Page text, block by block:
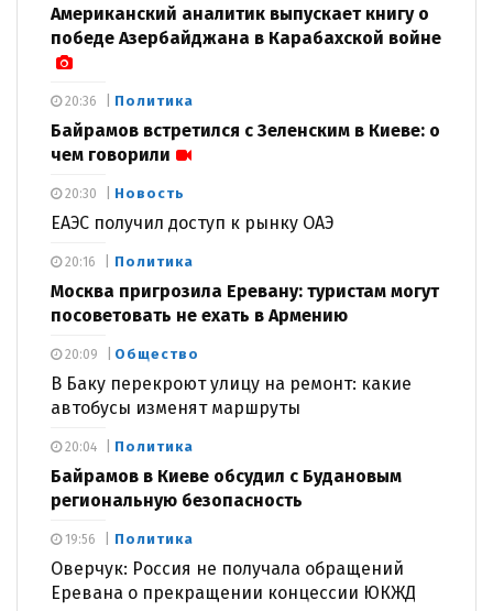
Американский аналитик выпускает книгу о
победе Азербайджана в Карабахской войне
Политика
Байрамов встретился с Зеленским в Киеве: о
чем говорили
20:36
Новость
ЕАЭС получил доступ к рынку ОАЭ
20:30
Политика
Москва пригрозила Еревану: туристам могут
посоветовать не ехать в Армению
20:16
Общество
В Баку перекроют улицу на ремонт: какие
автобусы изменят маршруты
20:09
Политика
Байрамов в Киеве обсудил с Будановым
региональную безопасность
20:04
Политика
Оверчук: Россия не получала обращений
Еревана о прекращении концессии ЮКЖД
19:56